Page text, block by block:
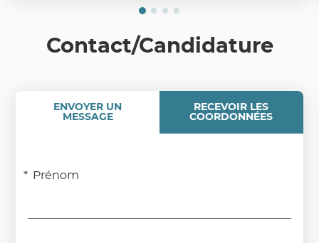
Contact/Candidature
ENVOYER UN
MESSAGE
RECEVOIR LES
COORDONNÉES
Prénom